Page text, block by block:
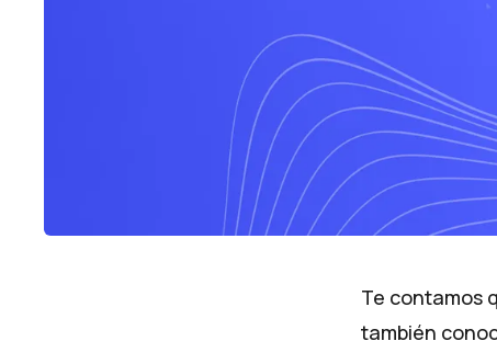
Te contamos
también